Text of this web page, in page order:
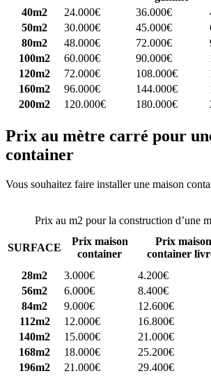
40m2
24.000€ 36.000€
50m2
30.000€ 45.000€
80m2
48.000€ 72.000€
100m2
60.000€ 90.000€
120m2
72.000€ 108.000€
160m2
96.000€ 144.000€
200m2
120.000€ 180.000€
Prix au mètre carré pour
container
Vous souhaitez faire installer une maison
Prix au m2 pour la construction d’une
SURFACE
Prix maison
container
Prix maison
container
28m2
3.000€ 4.200€
56m2
6.000€ 8.400€
84m2
9.000€ 12.600€
112m2
12.000€ 16.800€
140m2
15.000€ 21.000€
168m2
18.000€ 25.200€
196m2
21.000€ 29.400€